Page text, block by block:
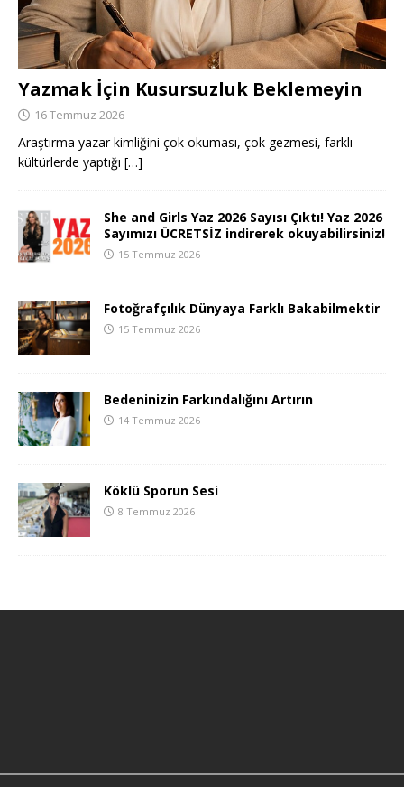
Yazmak İçin Kusursuzluk Beklemeyin
16 Temmuz 2026
Araştırma yazar kimliğini çok okuması, çok gezmesi, farklı
kültürlerde yaptığı […]
She and Girls Yaz 2026 Sayısı Çıktı! Yaz 2026
Sayımızı ÜCRETSİZ indirerek okuyabilirsiniz!
15 Temmuz 2026
Fotoğrafçılık Dünyaya Farklı Bakabilmektir
15 Temmuz 2026
Bedeninizin Farkındalığını Artırın
14 Temmuz 2026
Köklü Sporun Sesi
8 Temmuz 2026